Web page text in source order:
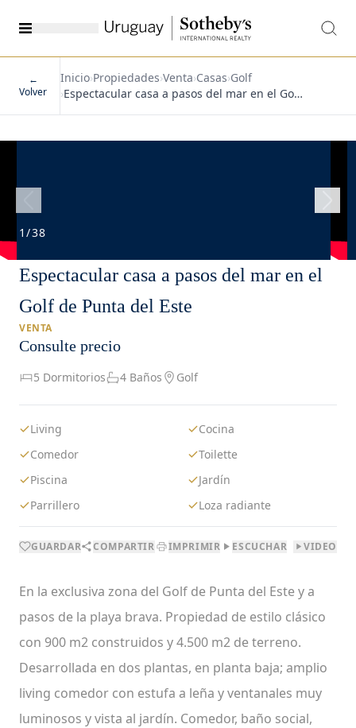
←
Volver
Inicio›Propiedades›Venta›Casas›Golf
›Espectacular casa a pasos del mar en el Go…
1/38
Espectacular casa a pasos del mar en el
Golf de Punta del Este
VENTA
Consulte precio
5 Dormitorios 4 Baños Golf
Living
Cocina
Comedor
Toilette
Piscina
Jardín
Parrillero
Loza radiante
GUARDAR COMPARTIR IMPRIMIR ESCUCHAR VIDEO
En la exclusiva zona del Golf de Punta del Este y a
pasos de la playa brava. Propiedad de estilo clásico
con 900 m2 construidos y 4.500 m2 de terreno.
Desarrollada en dos plantas, en planta baja; amplio
living comedor con estufa a leña y ventanales muy
luminosos y vista al jardín. Comedor, baño social,